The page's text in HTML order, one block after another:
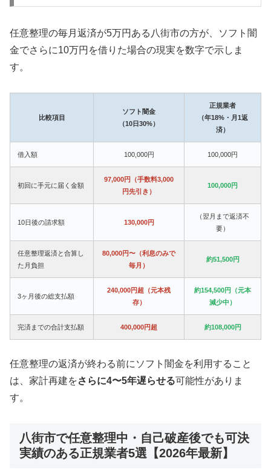
任意整理の毎月返済が5万円ある八街市の方が、ソフト闇
金でさらに10万円を借りた場合の現実を数字で示しま
す。
比較項目
ソフト闇金
（10日30%）
正規業者
（年18%・月1返
済）
借入額 100,000円 100,000円
初回に手元に届く金額
97,000円（手数料3,000
円先引き）
100,000円
10日後の請求額 130,000円
（翌月まで返済不
要）
任意整理返済と合算し
た月負担
80,000円〜（利息のみで
毎月）
約51,500円
3ヶ月後の総支払額
240,000円超（元本残
存）
約154,500円（元本
減少中）
完済までの合計支払額 400,000円超 約108,000円
任意整理の返済が終わる前にソフト闇金を利用すること
は、家計再建をさらに4〜5年遅らせる可能性がありま
す。
八街市で任意整理中・自己破産後でも可決
実績のある正規業者5選【2026年最新】